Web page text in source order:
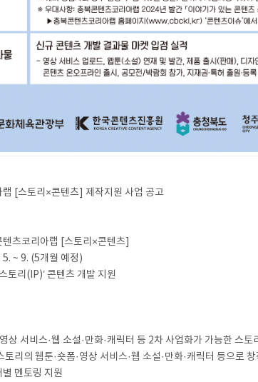
[스토리×콘텐츠] 제작지원 사업 공고
츠코리아랩 [스토리×콘텐츠]
~ 9. (5개월 예정)
토리(IP)’ 콘텐츠 개발 지원
상 서비스·웹 소설·만화·캐릭터 등 2차 사업화가 가능한 스토
토리의 웹툰·숏폼·영상 서비스·웹 소설·만화·캐릭터 등으로
멘토링 지원